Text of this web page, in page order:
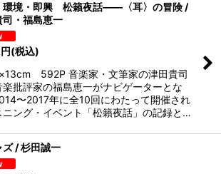
環境・即興 松籟夜話――〈耳〉の冒険 /
司・福島恵一
円(税込)
592P 音楽家・文筆家の津田貴司
楽批評家の福島恵一がナビゲーターとな
〜2017年に全10回にわたって開催され
ニング・イベント「松籟夜話」の記録と…
ズ / 杉田誠一